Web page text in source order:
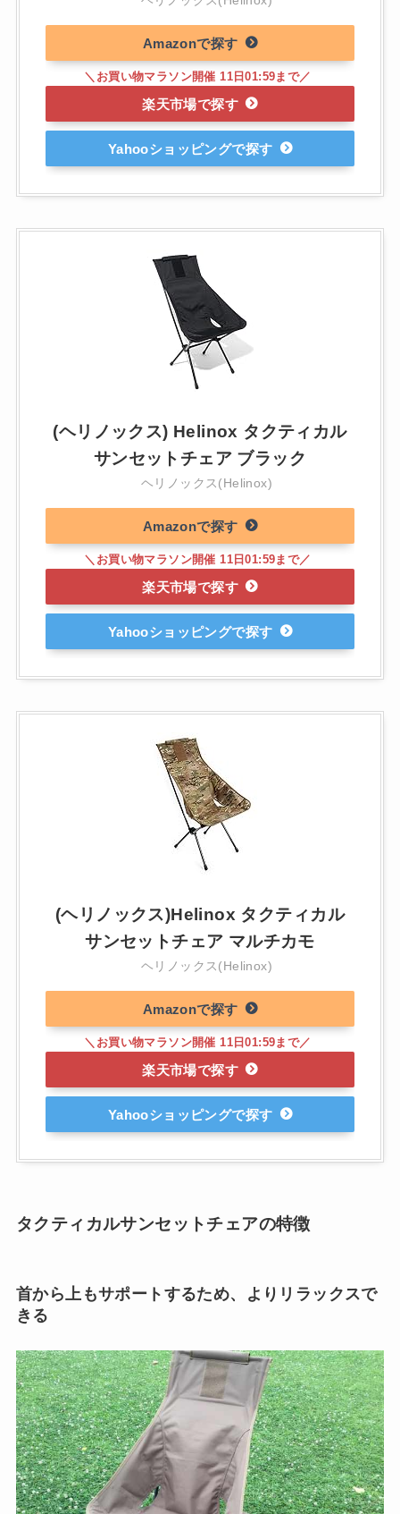
Amazon
楽天市場
Yahooショッピング
(ヘリノックス) Helinox タクティカル
サンセットチェア ブラック
ヘリノックス(Helinox)
Amazon
楽天市場
Yahooショッピング
(ヘリノックス)Helinox タクティカル
サンセットチェア マルチカモ
ヘリノックス(Helinox)
Amazon
楽天市場
Yahooショッピング
タクティカルサンセットチェアの特徴
首から上もサポートするため、よりリラックスで
きる